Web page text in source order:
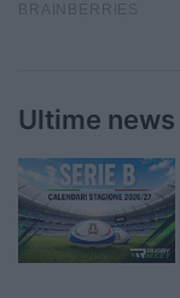
Ultime news